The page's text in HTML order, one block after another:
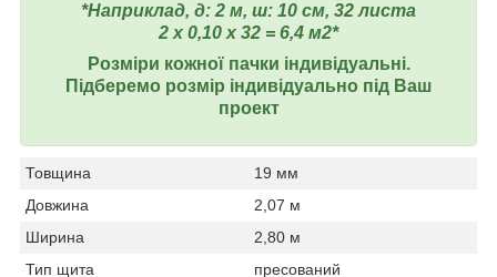
*Наприклад, д: 2 м, ш: 10 см, 32 листа
2 х 0,10 х 32 = 6,4 м2*
Розміри кожної пачки індивідуальні.
Підберемо розмір індивідуально під Ваш
проект
Товщина
19 мм
Довжина
2,07 м
Ширина
2,80 м
Тип щита
пресований